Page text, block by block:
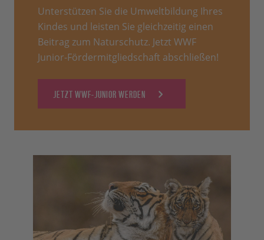
Unterstützen Sie die Umweltbildung Ihres
Kindes und leisten Sie gleichzeitig einen
Beitrag zum Naturschutz. Jetzt WWF
Junior-Fördermitgliedschaft abschließen!
JETZT WWF-JUNIOR WERDEN